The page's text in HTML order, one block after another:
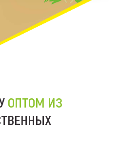
ОПТОМ ИЗ